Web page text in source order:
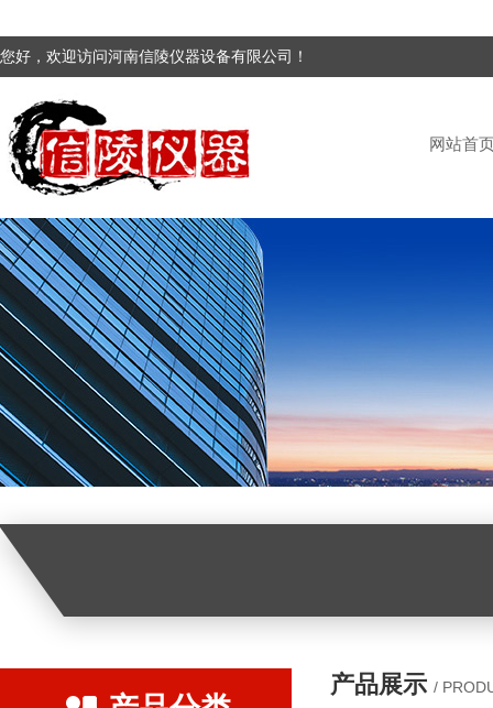
您好，欢迎访问河南信陵仪器设备有限公司！
网站首
产品展示 /